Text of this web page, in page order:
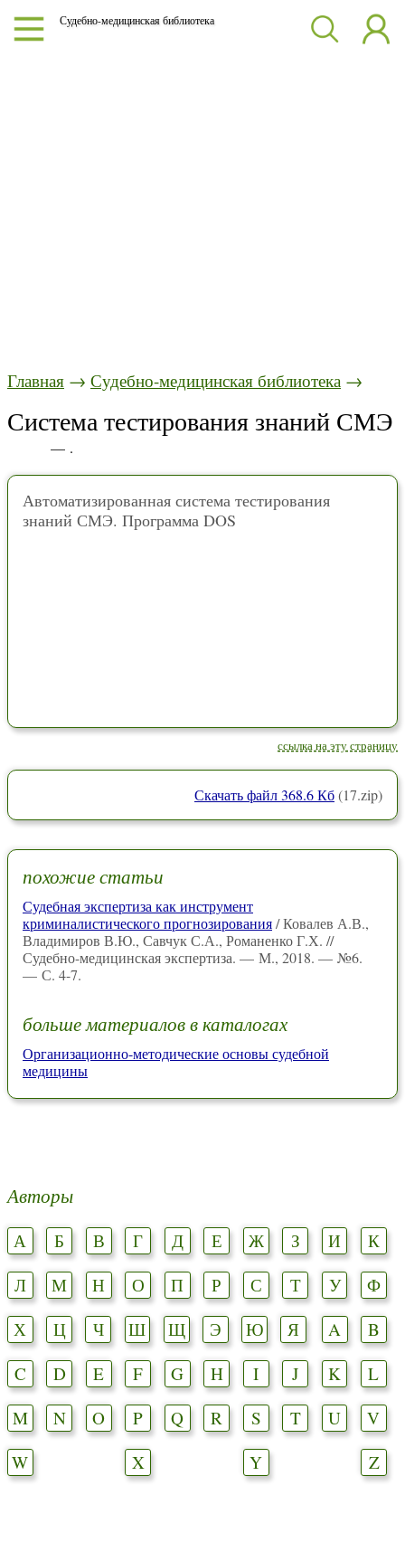
Судебно-медицинская библиотека
Главная → Судебно-медицинская библиотека →
Система тестирования знаний СМЭ
— .
Автоматизированная система тестирования
знаний СМЭ. Программа DOS
ссылка на эту страницу
Скачать файл 368.6 Кб(17.zip)
похожие статьи
Судебная экспертиза как инструмент
криминалистического прогнозирования/ Ковалев А.В.,
Владимиров В.Ю., Савчук С.А., Романенко Г.Х. //
Судебно-медицинская экспертиза. — М., 2018. — №6.
— С. 4-7.
больше материалов в каталогах
Организационно-методические основы судебной
медицины
Авторы
А Б В Г Д Е Ж З И
К
Л
М Н О П Р С Т У
Ф
Х
Ц Ч Ш Щ Э Ю Я A
B
C
D E F G H I J K
L
M
N O P Q R S T U
V
W
X Y Z